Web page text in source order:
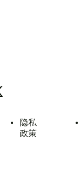
隐私
政策